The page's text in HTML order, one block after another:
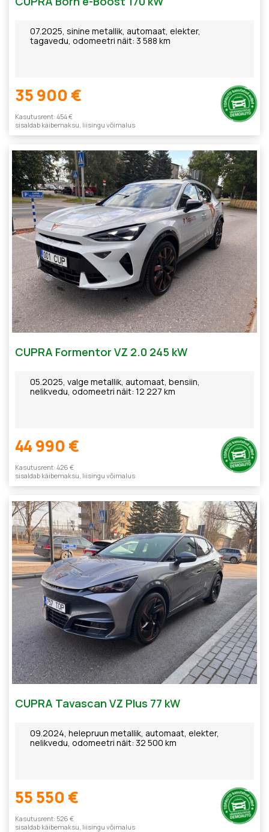
07.2025, sinine metallik, automaat, elekter,
tagavedu, odomeetri näit: 3 588 km
35 900 €
Kasutusrent: 454 €
sisaldab käibemaksu, liisingu võimalus
CUPRA Formentor VZ 2.0 245 kW
05.2025, valge metallik, automaat, bensiin,
nelikvedu, odomeetri näit: 12 227 km
44 990 €
Kasutusrent: 426 €
sisaldab käibemaksu, liisingu võimalus
CUPRA Tavascan VZ Plus 77 kW
09.2024, helepruun metallik, automaat, elekter,
nelikvedu, odomeetri näit: 32 500 km
55 550 €
Kasutusrent: 526 €
sisaldab käibemaksu, liisingu võimalus